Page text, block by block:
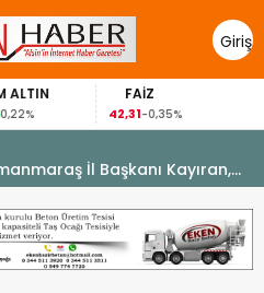
Giriş
Yap
ALTIN
0,22%
FAİZ
42,31-0,35%
İl Başkanı Kayıran,